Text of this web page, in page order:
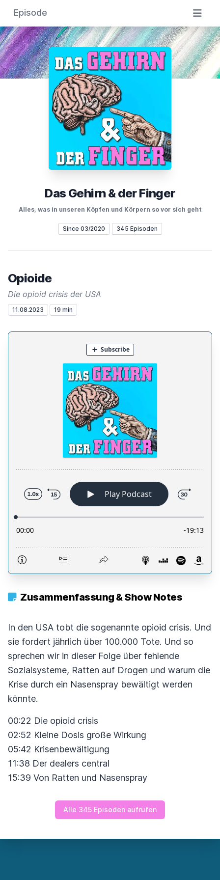
Episode
Das Gehirn & der Finger
Alles, was in unseren Köpfen und Körpern so vor sich geht
Since 03/2020 345 Episoden
Opioide
Die opioid crisis der USA
11.08.2023 19 min
Zusammenfassung & Show Notes
In den USA tobt die sogenannte opioid crisis. Und
sie fordert jährlich über 100.000 Tote. Und so
sprechen wir in dieser Folge über fehlende
Sozialsysteme, Ratten auf Drogen und warum die
Krise durch ein Nasenspray bewältigt werden
könnte.
00:22 Die opioid crisis
02:52 Kleine Dosis große Wirkung
05:42 Krisenbewältigung
11:38 Der dealers central
15:39 Von Ratten und Nasenspray
Alle 345 Episoden aufrufen